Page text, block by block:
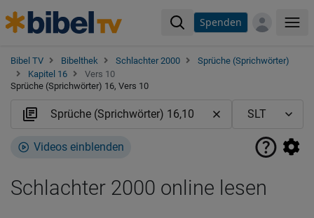
Spenden
Bibel TV Bibelthek Schlachter 2000
Sprüche (Sprichwörter)
Kapitel 16
Vers 10
Sprüche (Sprichwörter) 16, Vers 10
Videos einblenden
Schlachter 2000 online lesen